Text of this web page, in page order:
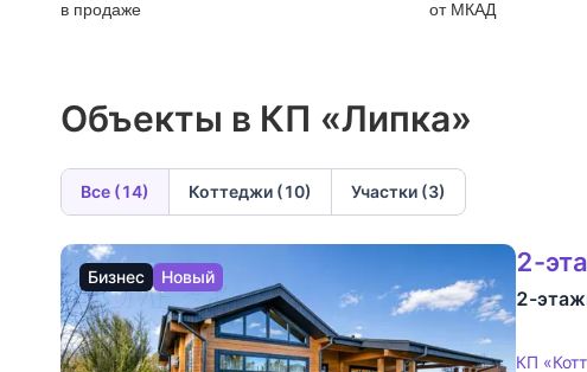
в продаже от МКАД
Объекты в КП «Липка»
Все (14) Коттеджи (10) Участки (3)
Бизнес Новый 2-
2-
КП